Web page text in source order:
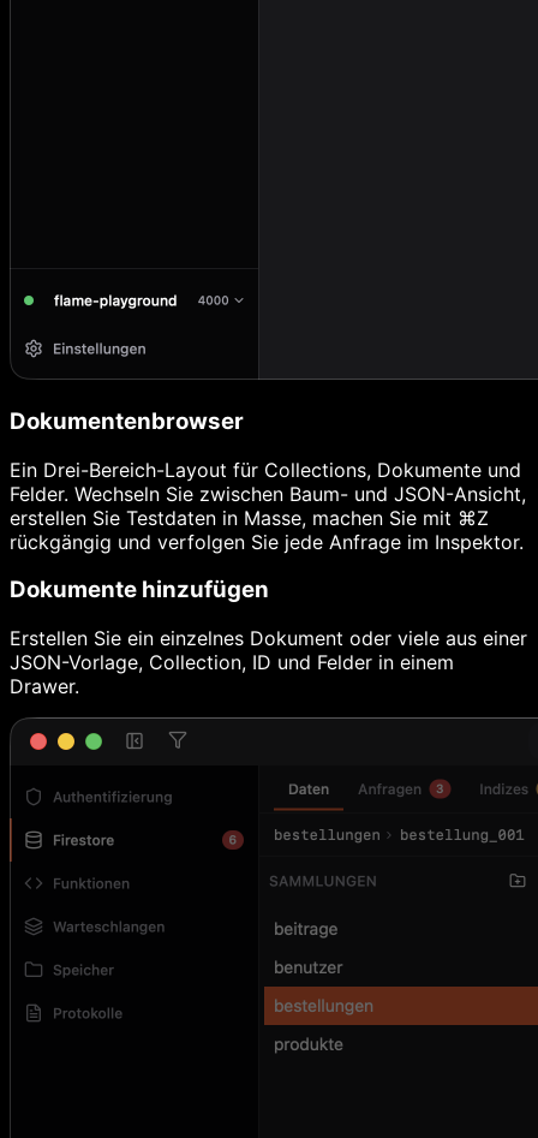
Dokumentenbrowser
Ein Drei-Bereich-Layout für Collections, Dokumente und
Felder. Wechseln Sie zwischen Baum- und JSON-Ansicht,
erstellen Sie Testdaten in Masse, machen Sie mit ⌘Z
rückgängig und verfolgen Sie jede Anfrage im Inspektor.
Dokumente hinzufügen
Erstellen Sie ein einzelnes Dokument oder viele aus einer
JSON-Vorlage, Collection, ID und Felder in einem
Drawer.